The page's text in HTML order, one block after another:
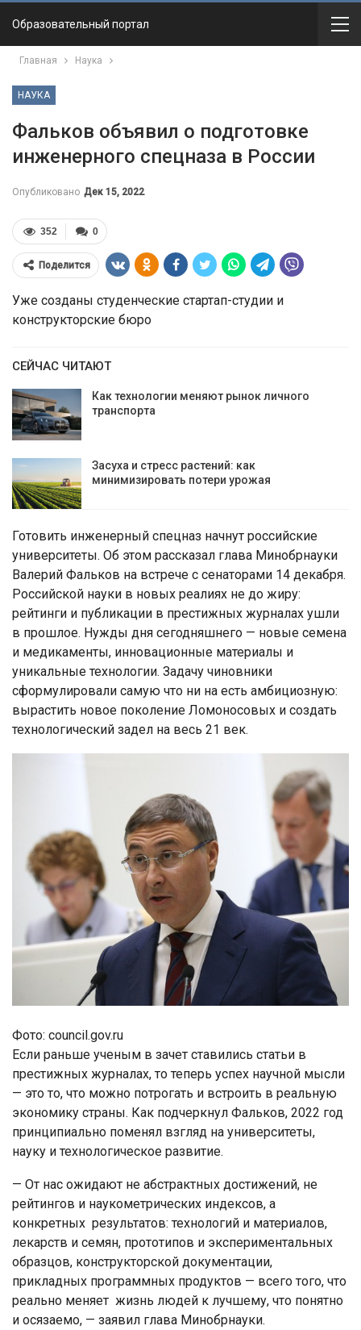
Образовательный портал
Главная Наука
НАУКА
Фальков объявил о подготовке
инженерного спецназа в России
Опубликовано Дек 15, 2022
0
352
Поделится
Уже созданы студенческие стартап-студии и
конструкторские бюро
СЕЙЧАС ЧИТАЮТ
Как технологии меняют рынок личного
транспорта
Засуха и стресс растений: как
минимизировать потери урожая
Готовить инженерный спецназ начнут российские
университеты. Об этом рассказал глава Минобрнауки
Валерий Фальков на встрече с сенаторами 14 декабря.
Российской науки в новых реалиях не до жиру:
рейтинги и публикации в престижных журналах ушли
в прошлое. Нужды дня сегодняшнего — новые семена
и медикаменты, инновационные материалы и
уникальные технологии. Задачу чиновники
сформулировали самую что ни на есть амбициозную:
вырастить новое поколение Ломоносовых и создать
технологический задел на весь 21 век.
Фото: council.gov.ru
Если раньше ученым в зачет ставились статьи в
престижных журналах, то теперь успех научной мысли
— это то, что можно потрогать и встроить в реальную
экономику страны. Как подчеркнул Фальков, 2022 год
принципиально поменял взгляд на университеты,
науку и технологическое развитие.
— От нас ожидают не абстрактных достижений, не
рейтингов и наукометрических индексов, а
конкретных результатов: технологий и материалов,
лекарств и семян, прототипов и экспериментальных
образцов, конструкторской документации,
прикладных программных продуктов — всего того, что
реально меняет жизнь людей к лучшему, что понятно
и осязаемо, — заявил глава Минобрнауки.